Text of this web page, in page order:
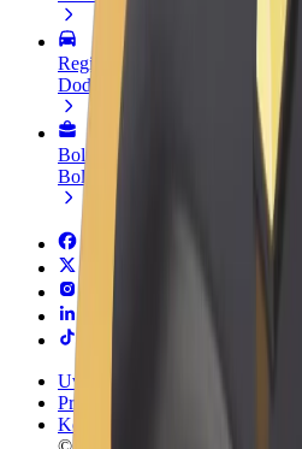
Registriraj se kao vlasnik flote
Dodaj svoju flotu na Bolt i
Bolt for Business
Bolt proizvodi i usluge
Uvjeti i odredbe
Privatnost
Kolačići